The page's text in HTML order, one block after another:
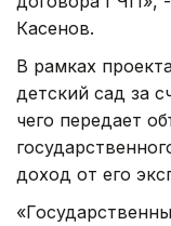
Касенов.
В рамках
детский сад за
чего передает
доход от его